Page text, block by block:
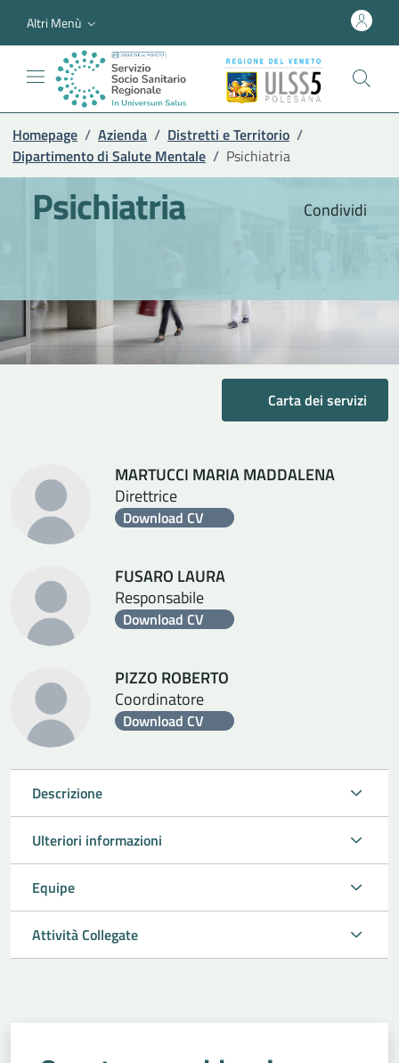
Altri Menù
Homepage / Azienda / Distretti e Territorio /
Dipartimento di Salute Mentale / Psichiatria
Condividi
Psichiatria
Carta dei servizi
MARTUCCI MARIA MADDALENA
Direttrice
Download CV
FUSARO LAURA
Responsabile
Download CV
PIZZO ROBERTO
Coordinatore
Download CV
Descrizione
Ulteriori informazioni
Equipe
Attività Collegate